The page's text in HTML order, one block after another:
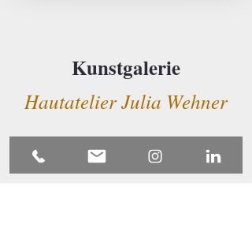
Kunstgalerie
Hautatelier Julia Wehner